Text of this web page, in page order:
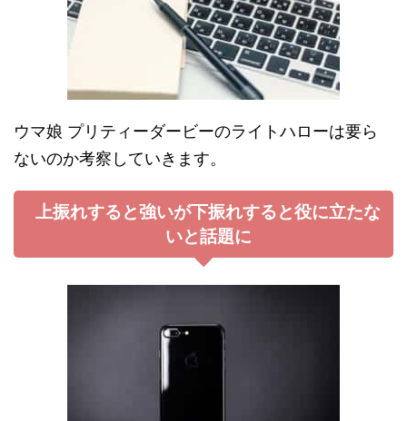
ウマ娘 プリティーダービーのライトハローは要ら
ないのか考察していきます。
上振れすると強いが下振れすると役に立たな
いと話題に